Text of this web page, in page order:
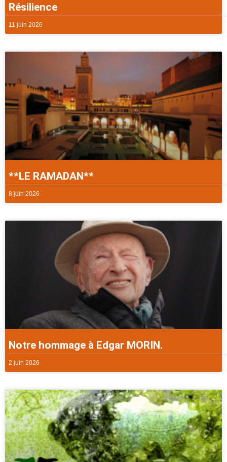
Résilience
11 juin 2026
**LE RAMADAN**
8 juin 2026
Notre hommage à Edgar MORIN.
2 juin 2026